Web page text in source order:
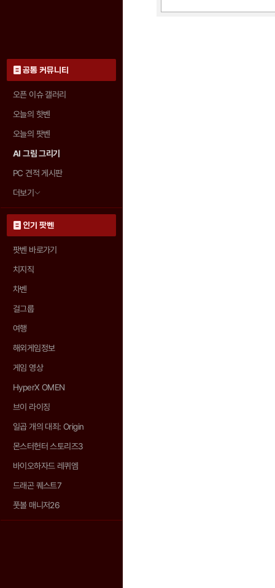
공통 커뮤니티
오픈 이슈 갤러리
오늘의 핫벤
오늘의 팟벤
AI 그림 그리기
PC 견적 게시판
더보기
인기 팟벤
팟벤 바로가기
치지직
차벤
걸그룹
여행
해외게임정보
게임 영상
HyperX OMEN
브이 라이징
일곱 개의 대죄: Origin
몬스터헌터 스토리즈3
바이오하자드 레퀴엠
드래곤 퀘스트7
풋볼 매니저26